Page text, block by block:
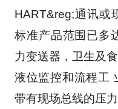
HART&reg;通讯或
标准产品范围已多
力变送器，卫生及
液位监控和流程工
带有现场总线的压